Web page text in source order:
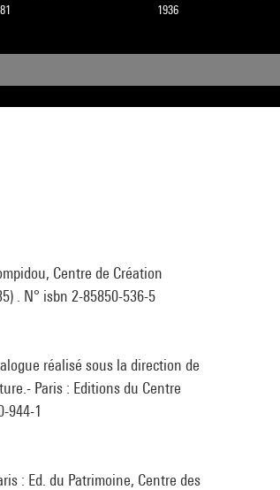
1936
Centre de Création
. N° isbn 2-85850-536-5
réalisé sous la direction de
Paris : Editions du Centre
944-1
: Ed. du Patrimoine, Centre des